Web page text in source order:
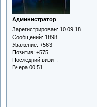
Администратор
Зарегистрирован: 10.09.18
Сообщений: 1898
Уважение: +563
Позитив: +575
Последний визит:
Вчера 00:51